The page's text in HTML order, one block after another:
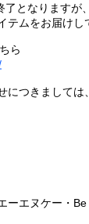
となりますが
テムをお届け
ら
つきましては
ーエヌケー・